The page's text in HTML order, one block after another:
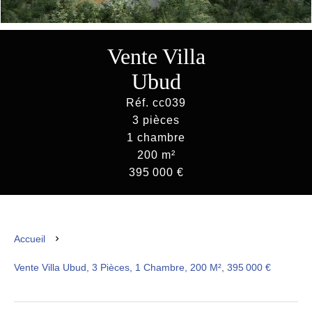
Vente Villa
Ubud
Réf. cc039
3 pièces
1 chambre
200 m²
395 000 €
Accueil
Vente Villa Ubud, 3 Pièces, 1 Chambre, 200 M², 395 000 €